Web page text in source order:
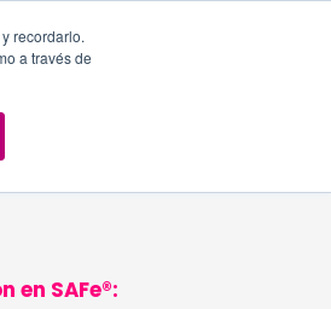
recordarlo.
a través de
digital
SAFe®: